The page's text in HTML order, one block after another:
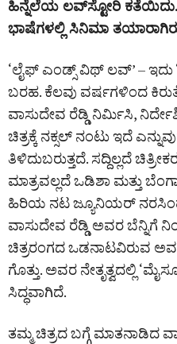
ಹಿನ್ನೆಲೆಯ ಲವ್‌ಸ್ಟೋರಿ ಕತೆಯಿದು.
ಭಾಷೆಗಳಲ್ಲಿ ಸಿನಿಮಾ
‘ಲೈಫ್ ಎಂಡ್ಸ್ ವಿಥ್‌ ಲವ್’ –
ಬರಹ. ಕೆಲವು ವರ್ಷಗಳಿಂದ
ವಾಸುದೇವ ರೆಡ್ಡಿ ನಿರ್ಮಿಸಿ,
ಚಿತ್ರಕ್ಕೆ ನಕ್ಸಲ್‌ ನಂಟು ಇದೆ
ತಿಳಿದುಬರುತ್ತದೆ. ಸದ್ದಿಲ್ಲದೆ
ಮಾತ್ರವಲ್ಲದೆ ಒಡಿಶಾ ಮತ್ತು
ಹಿರಿಯ ನಟ ಜ್ಯೂನಿಯರ್
ವಾಸುದೇವ ರೆಡ್ಡಿ ಅವರ ಬೆನ್ನಿಗೆ
ಚಿತ್ರರಂಗದ ಒಡನಾಟವಿರುವ
ಗೊತ್ತು. ಅವರ ನೇತೃತ್ವದಲ್ಲಿ
ಸಿದ್ಧವಾಗಿದೆ.
ತಮ್ಮ ಚಿತ್ರದ ಬಗ್ಗೆ ಮಾತನಾಡಿದ